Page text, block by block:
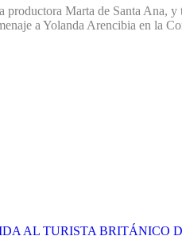
Marta de Santa Ana,
a Yolanda Arencibia en la
AL TURISTA BRITÁNICO